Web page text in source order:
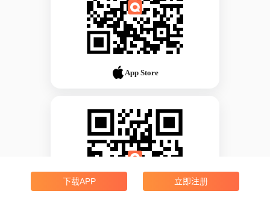
App Store
下载APP 立即注册